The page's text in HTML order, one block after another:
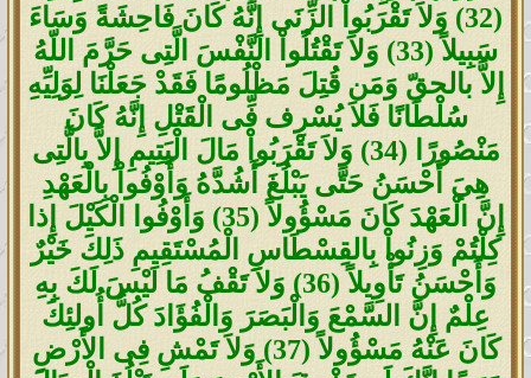
(32) وَلاَ تَقْرَبُواْ الزِّنَى إِنَّهُ كَانَ فَاحِشَةً وَسَاءَ
سَبِيلاً (33) وَلاَ تَقْتُلُواْ النَّفْسَ الَّتِى حَرَّمَ اللّهُ
إِلاَّ بالحقّ وَمَن قُتِلَ مَظْلُومًا فَقَدْ جَعَلْنَا لِوَلِيِّهِ
سُلْطَانًا فَلاَ يُسْرِف فِّى الْقَتْلِ إِنَّهُ كَانَ
مَنْصُورًا (34) وَلاَ تَقْرَبُواْ مَالَ الْيَتِيمِ إِلاَّ بِالَّتِى
هِيَ أَحْسَنُ حَتَّى يَبْلُغَ أَشُدَّهُ وَأَوْفُواْ بِالْعَهْدِ
إِنَّ الْعَهْدَ كَانَ مَسْؤُولاً (35) وَأَوْفُوا الْكَيْلَ إِذا
كِلْتُمْ وَزِنُواْ بِالقِسْطَاسِ الْمُسْتَقِيمِ ذَلِكَ خَيْرٌ
وَأَحْسَنُ تَأْوِيلاً (36) وَلاَ تَقْفُ مَا لَيْسَ لَكَ بِهِ
عِلْمٌ إِنَّ السَّمْعَ وَالْبَصَرَ وَالْفُؤَادَ كُلُّ أُولئِكَ
كَانَ عَنْهُ مَسْؤُولاً (37) وَلاَ تَمْشِ فِى الأَرْضِ